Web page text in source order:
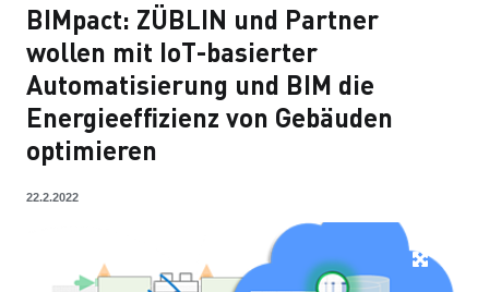
BIMpact: ZÜBLIN und Partner
wollen mit IoT-basierter
Automatisierung und BIM die
Energieeffizienz von Gebäuden
optimieren
22.2.2022